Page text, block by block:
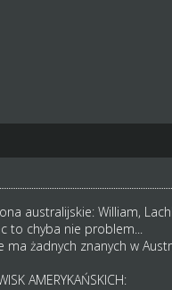
australijskie: William,
to chyba nie problem...
żadnych znanych w
AMERYKAŃSKICH: